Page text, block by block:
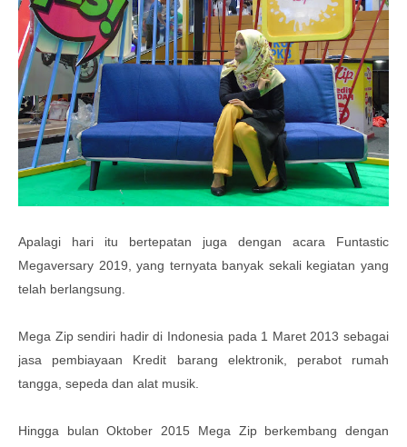
Apalagi hari itu bertepatan juga dengan acara Funtastic
Megaversary 2019, yang ternyata banyak sekali kegiatan yang
telah berlangsung.
Mega Zip sendiri hadir di Indonesia pada 1 Maret 2013 sebagai
jasa pembiayaan Kredit barang elektronik, perabot rumah
tangga, sepeda dan alat musik.
Hingga bulan Oktober 2015 Mega Zip berkembang dengan